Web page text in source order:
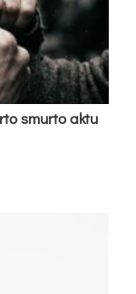
smur­to ak­tu